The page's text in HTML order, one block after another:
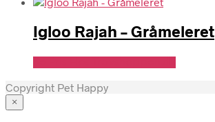
Igloo Rajah – Gråmeleret
Copyright Pet Happy
×